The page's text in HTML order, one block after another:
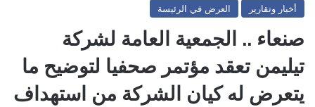
أخبار وتقارير العرض في الرئيسة
صنعاء .. الجمعية العامة لشركة
تيليمن تعقد مؤتمر صحفيا لتوضيح ما
يتعرض له كيان الشركة من استهداف